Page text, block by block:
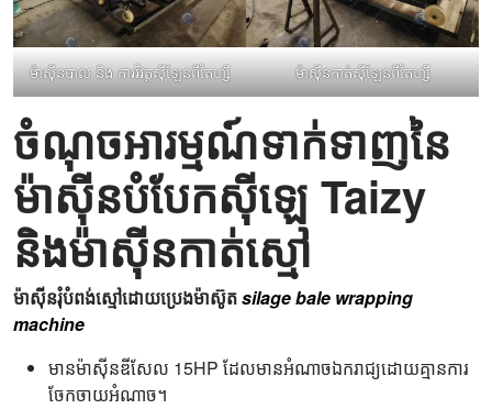
ម៉ាស៊ីនបាល និង ការវិវត្តស៊ីឡែនពីតៃហ្សី ម៉ាស៊ីនកាត់ស៊ីឡែនពីតៃហ្សី
ចំណុចអារម្មណ៍ទាក់ទាញនៃ
ម៉ាស៊ីនបំបែកស៊ីឡេ Taizy
និងម៉ាស៊ីនកាត់ស្មៅ
ម៉ាស៊ីន​រុំ​បំពង់​ស្មៅ​ដោយ​ប្រេងម៉ាស៊ូត​silage bale wrapping
machine
មានម៉ាស៊ីនឌីសែល 15HP ដែលមានអំណាចឯករាជ្យដោយគ្មានការ
ចែកចាយអំណាច។